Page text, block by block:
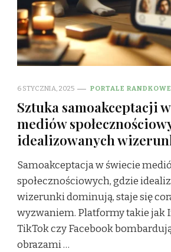
6 STYCZNIA, 2025 PORTALE RANDKOWE
Sztuka samoakceptacji
mediów
idealizowanych
Samoakceptacja w świecie
społecznościowych, gdzie
wizerunki dominują, staje się
wyzwaniem. Platformy takie jak
TikTok czy Facebook
obrazami …